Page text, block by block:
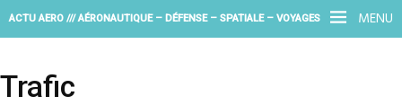
MENU
ACTU AERO /// AÉRONAUTIQUE – DÉFENSE – SPATIALE – VOYAGES
Trafic